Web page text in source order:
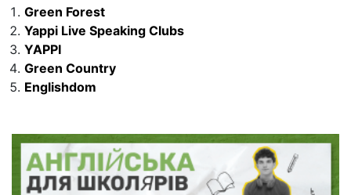
Green Forest
Yappi Live Speaking Clubs
YAPPI
Green Country
Englishdom